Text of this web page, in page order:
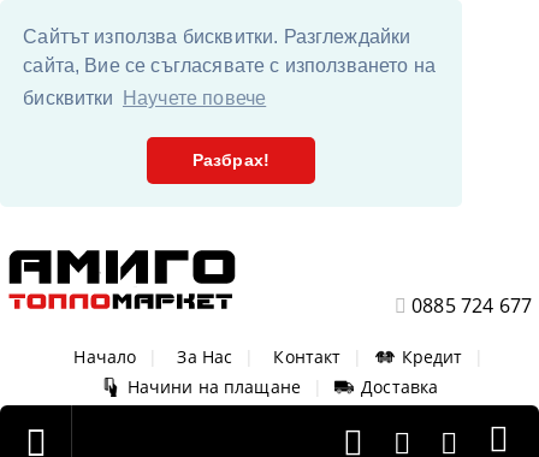
Сайтът използва бисквитки. Разглеждайки
сайта, Вие се съгласявате с използването на
бисквитки
Научете повече
Разбрах!
0885 724 677
Начало За Нас Контакт Кредит
Начини на плащане
Доставка